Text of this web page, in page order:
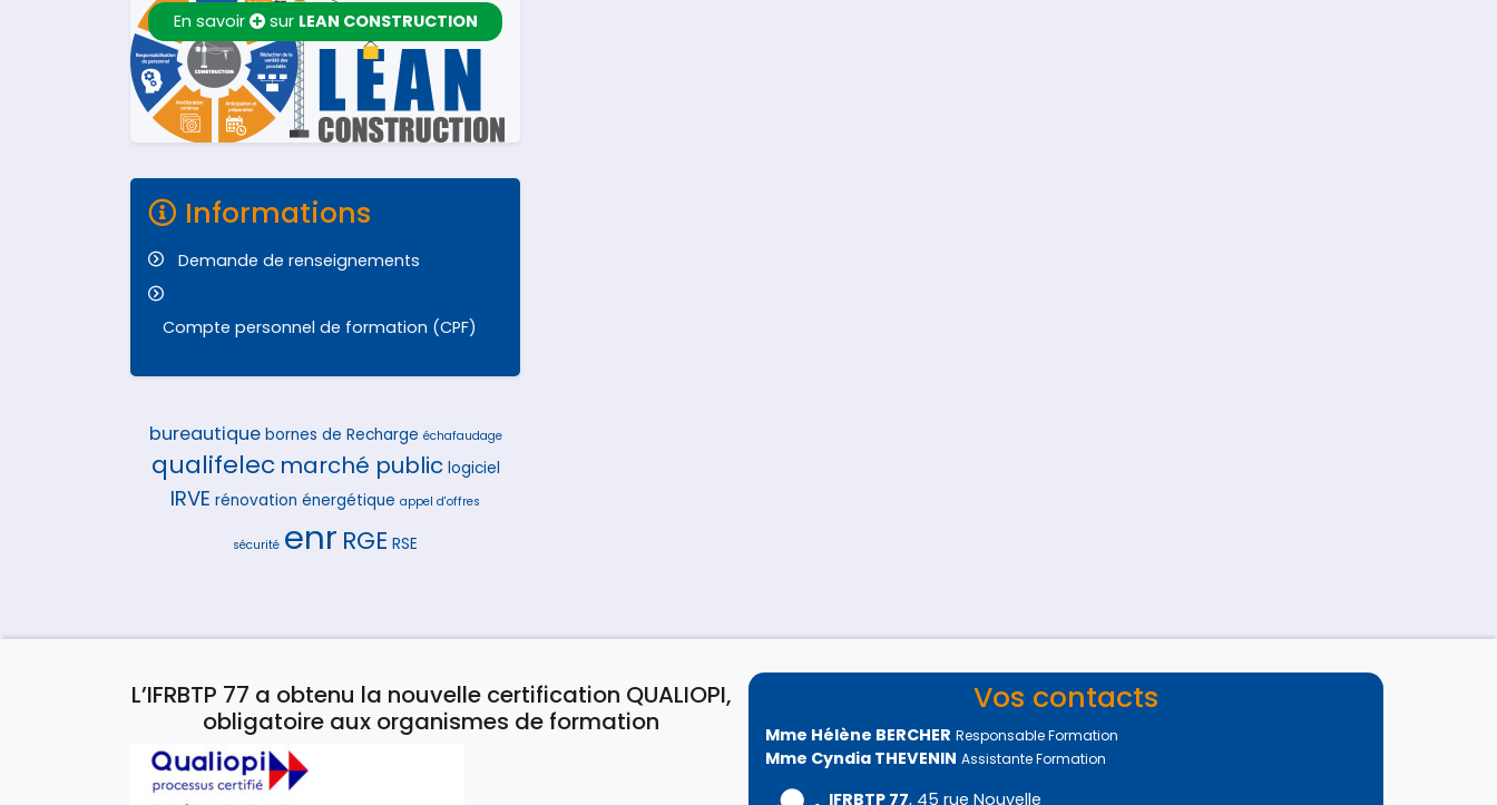
En savoir sur LEAN CONSTRUCTION
Informations
Demande de renseignements
Compte personnel de formation (CPF)
bureautique bornes de Recharge échafaudage
qualifelec marché public logiciel
IRVE rénovation énergétique appel d'offres
sécurité enr RGE RSE
L’IFRBTP 77 a obtenu la nouvelle certification QUALIOPI,
obligatoire aux organismes de formation
Vos contacts
Mme Hélène BERCHER Responsable Formation
Mme Cyndia THEVENIN Assistante Formation
IFRBTP 77, 45 rue Nouvelle